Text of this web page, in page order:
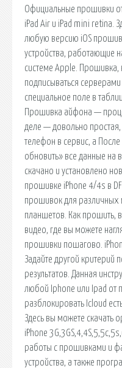
Официальные прошивки
iPad Air и iPad mini retina.
любую версию iOS
устройства, работающие
системе Apple. Прошивка,
подписываться
специальное поле в
Прошивка айфона —
деле — довольно простая,
телефон в сервис, а После
обновить» все данные на
скачано и установлено
прошивке iPhone 4/4s в
прошивок для
планшетов. Как прошить,
видео, где вы можете
прошивки пошагово.
Задайте другой критерий
результатов. Данная
любой Iphone или Ipad от
разблокировать Icloud
Здесь вы можете скачать
iPhone
работы с прошивками и
устройства, а также